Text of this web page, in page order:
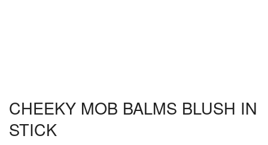
CHEEKY MOB BALMS BLUSH IN
STICK